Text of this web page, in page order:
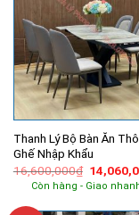
Thanh Lý Bộ Bàn Ăn
Ghế Nhập Khẩu
16,600,000₫ Giá
gốc
là:
Còn hàng - Giao